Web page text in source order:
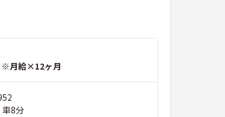
※月給×12ヶ月
車8分